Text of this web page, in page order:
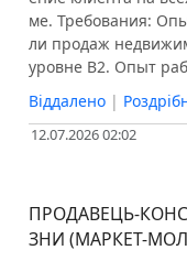
ме. Требования:
ли продаж
уровне B2. Опыт
Віддалено |
12.07.2026 02:02
ПРОДАВЕЦЬ-
ЗНИ (МАРКЕТ-